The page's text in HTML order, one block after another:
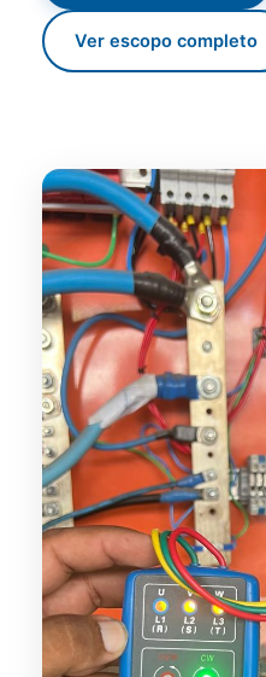
Ver escopo completo